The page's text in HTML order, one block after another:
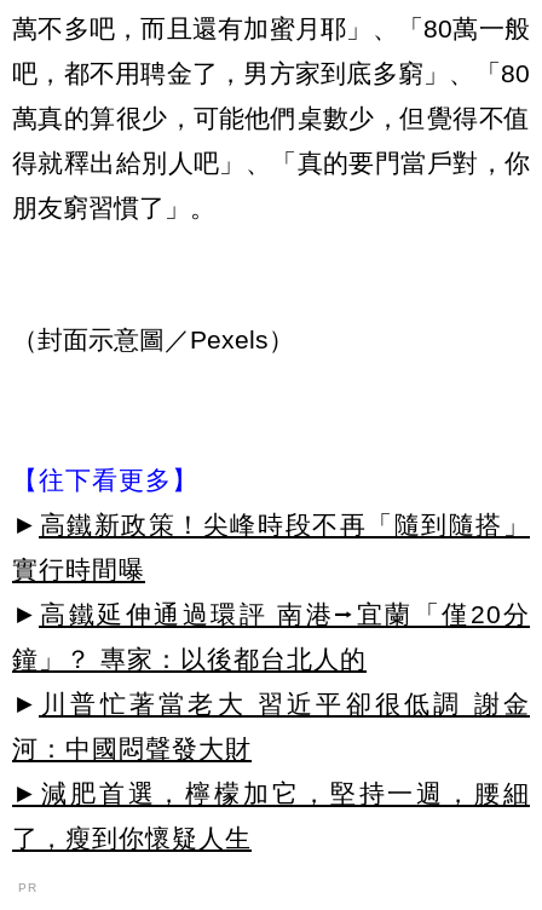
萬不多吧，而且還有加蜜月耶」、「80萬一般
吧，都不用聘金了，男方家到底多窮」、「80
萬真的算很少，可能他們桌數少，但覺得不值
得就釋出給別人吧」、「真的要門當戶對，你
朋友窮習慣了」。
（封面示意圖／Pexels）
【往下看更多】
► 高鐵新政策！尖峰時段不再「隨到隨搭」
實行時間曝
► 高鐵延伸通過環評 南港⭢宜蘭「僅20分
鐘」？ 專家：以後都台北人的
► 川普忙著當老大 習近平卻很低調 謝金
河：中國悶聲發大財
►減肥首選，檸檬加它，堅持一週，腰細
了，瘦到你懷疑人生
PR